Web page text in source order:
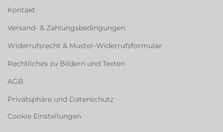
Kontakt
Versand- & Zahlungsbedingungen
Widerrufsrecht & Muster-Widerrufsformular
Rechtliches zu Bildern und Texten
AGB
Privatsphäre und Datenschutz
Cookie Einstellungen